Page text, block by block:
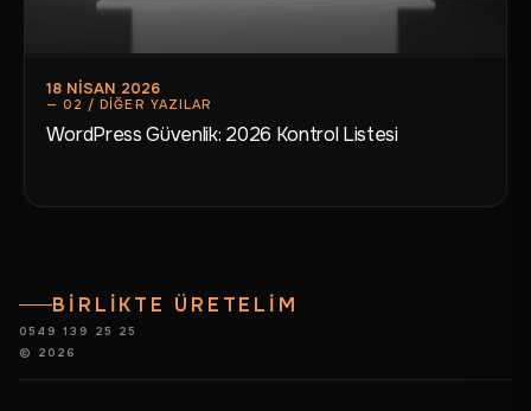
18 NISAN 2026
WordPress Güvenlik: 2026 Kontrol Listesi
BİRLİKTE ÜRETELİM
0549 139 25 25
© 2026